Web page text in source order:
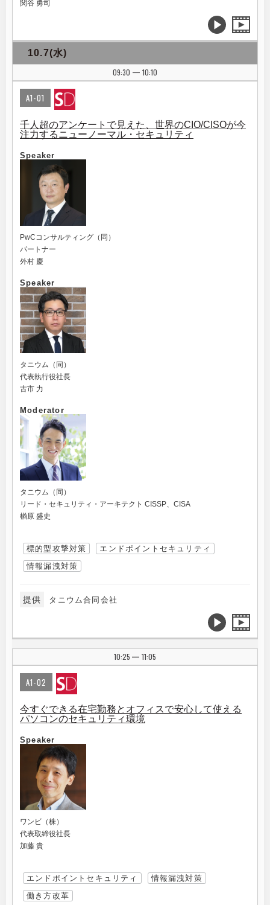
関谷 勇司
10.7(水)
09:30
| 10:10
A1-01
千人超のアンケートで見えた、世界のCIO/CISOが今
注力するニューノーマル・セキュリティ
Speaker
PwCコンサルティング（同）
パートナー
外村 慶
Speaker
タニウム（同）
代表執行役社長
古市 力
Moderator
タニウム（同）
リード・セキュリティ・アーキテクト CISSP、CISA
楢原 盛史
標的型攻撃対策
エンドポイントセキュリティ
情報漏洩対策
提供 タニウム合同会社
10:25 | 11:05
A1-02
今すぐできる在宅勤務とオフィスで安心して使える
パソコンのセキュリティ環境
Speaker
ワンビ（株）
代表取締役社長
加藤 貴
エンドポイントセキュリティ
情報漏洩対策
働き方改革